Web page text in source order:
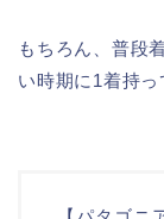
もちろん、普段
い時期に1着持っ